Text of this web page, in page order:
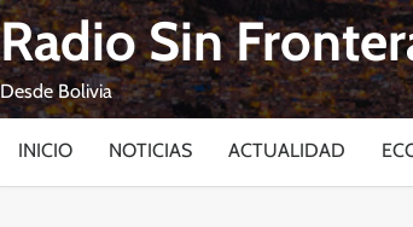
Skip
to
content
Radio Sin
Desde Bolivia
INICIO NOTICIAS ACTUALIDAD